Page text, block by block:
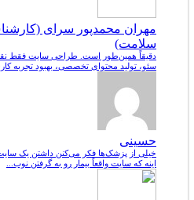
مهران محمدپور سرای
سلامت)
دقیقاً همین‌طور است. طراحی سایت فقط
سئو، تولید محتوای تخصصی، بهبود تجربه
حسینی
خیلی از پزشک‌ها فکر می‌کنن داشتن یک
اینه که سایت واقعاً بیمار رو به گرفتن نوب...